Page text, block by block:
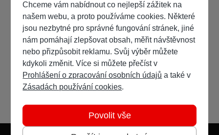
Chceme vám nabídnout co nejlepší zážitek na
našem webu, a proto používáme cookies. Některé
jsou nezbytné pro správné fungování stránek, jiné
nám pomáhají zlepšovat obsah, měřit návštěvnost
nebo přizpůsobit reklamu. Svůj výběr můžete
kdykoli změnit. Více si můžete přečíst v
Prohlášení o zpracování osobních údajů a také v
Zásadách používání cookies.
Povolit vše